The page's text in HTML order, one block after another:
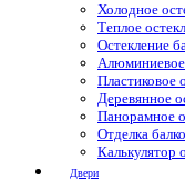
Холодное
Теплое
Остекление
Алюминиевое
Пластиковое
Деревянное
Панорамное
Отделка
Калькулятор
Двери